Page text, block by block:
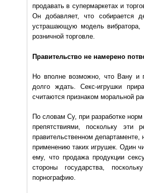
продавать в супермаркетах и
Он добавляет, что собирается
устрашающую модель
розничной торговле.
Правительство не намерено
Но вполне возможно, что Вану и
долго ждать. Секс-игрушки
считаются признаком моральной
По словам Су, при разработке
препятствиями, поскольку эти
правительственном департаменте,
применению таких игрушек. Один
ему, что продажа продукции
стороны государства,
порнографию.